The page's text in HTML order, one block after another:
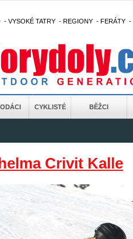
- VYSOKÉ TATRY - REGIONY - FERÁTY -
CYKLISTÉ BĚŽCI
Crivit Kalle